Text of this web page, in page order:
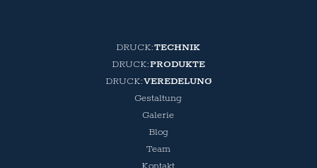
TECHNIK
PRODUKTE
VEREDELUNG
Gestaltung
Galerie
Blog
Team